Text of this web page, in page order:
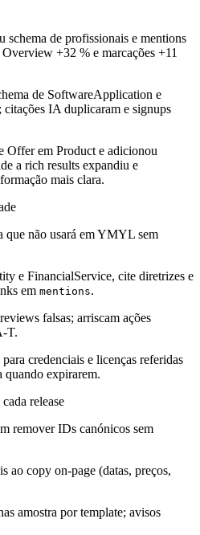
schema de profissionais e mentions
+32 % e marcações +11
de SoftwareApplication e
citações IA duplicaram e signups
Offer em Product e adicionou
a rich results expandiu e
mais clara.
que não usará em YMYL sem
e FinancialService, cite diretrizes e
em mentions.
falsas; arriscam ações
T.
credenciais e licenças referidas
quando expirarem.
release
remover IDs canónicos sem
ao copy on-page (datas, preços,
amostra por template; avisos